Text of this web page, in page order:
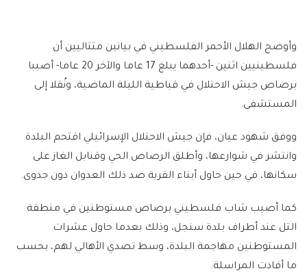
وأوضح الهلال الأحمر الفلسطيني في بيانين متتاليين أن
فلسطينيين اثنين -أحدهما يبلغ 17 عاما والآخر 20 عاما- أصيبا
برصاص جيش الاحتلال في قباطية الليلة الماضية، ونُقلا إلى
المستشفى.
ووفق شهود عيان، فإن جيش الاحتلال الإسرائيلي اقتحم البلدة
وانتشر في شوارعها، وأطلق الرصاص الحي وقنابل الغاز على
سكانها، في حين حاول أبناء القرية صد ذلك العدوان دون جدوى.
كما أصيب شاب فلسطيني برصاص مستوطنين في منطقة
التل عند أطراف بلدة سنجل، وذلك بعدما حاول عشرات
المستوطنين مهاجمة البلدة، وسط تصدي الأهالي لهم، بحسب
ما أفادت المراسلة.